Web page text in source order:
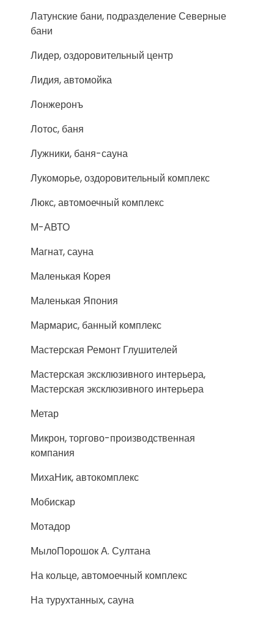
Латунские бани, подразделение Северные
бани
Лидер, оздоровительный центр
Лидия, автомойка
Лонжеронъ
Лотос, баня
Лужники, баня-сауна
Лукоморье, оздоровительный комплекс
Люкс, автомоечный комплекс
М-АВТО
Магнат, сауна
Маленькая Корея
Маленькая Япония
Мармарис, банный комплекс
Мастерская Ремонт Глушителей
Мастерская эксклюзивного интерьера,
Мастерская эксклюзивного интерьера
Метар
Микрон, торгово-производственная
компания
МихаНик, автокомплекс
Мобискар
Мотадор
МылоПорошок А. Султана
На кольце, автомоечный комплекс
На турухтанных, сауна